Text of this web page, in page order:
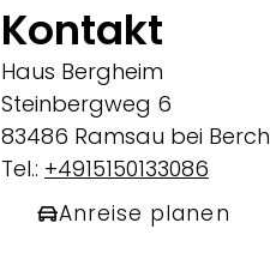
Kontakt
Haus Bergheim
Steinbergweg 6
83486 Ramsau bei
Tel.: +4915150133086
Anreise planen